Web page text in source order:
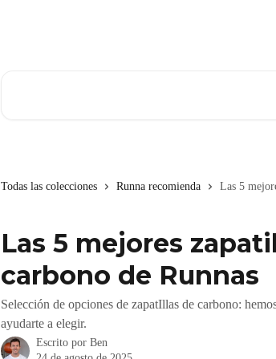
Todas las colecciones Runna recomienda Las 5
Las 5 mejores
carbono de Runnas
Selección de opciones de zapatIllas de carbono:
ayudarte a elegir.
Escrito por Ben